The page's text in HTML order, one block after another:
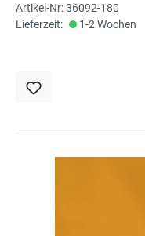
160cm breit
Artikel-Nr: 36092-180
Lieferzeit:
1-2 Wochen